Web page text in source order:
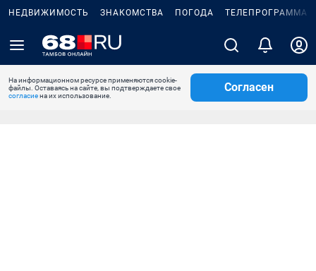
НЕДВИЖИМОСТЬ ЗНАКОМСТВА ПОГОДА ТЕЛЕПРОГРАММА
На информационном ресурсе применяются cookie-
файлы. Оставаясь на сайте, вы подтверждаете свое
согласиена их использование.
Согласен